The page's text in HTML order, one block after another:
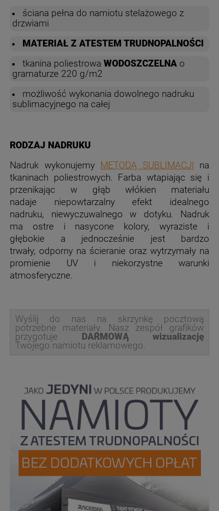
ściana pełna do namiotu stelażowego z
drzwiami
MATERIAŁ Z ATESTEM TRUDNOPALNOŚCI
tkanina poliestrowa WODOSZCZELNA o
gramaturze 220 g/m2
możliwość wykonania dowolnego nadruku
sublimacyjnego na całej
RODZAJ NADRUKU
Nadruk wykonujemy METODĄ SUBLIMACJI
na
tkaninach poliestrowych. Farba wtapiając się i
przenikając w głąb włókien materiału
nadaje niepowtarzalny efekt idealnego
nadruku, niewyczuwalnego w dotyku.
Nadruk
ma ostre i nasycone kolory, wyraziste i
głębokie a jednocześnie jest bardzo
trwały, odporny na ścieranie oraz wytrzymały na
promienie UV i niekorzystne warunki
atmosferyczne.
Wyślij do nas na skrzynkę pocztową
potrzebne materiały. Nasz zespół grafików
przygotuje
DARMOWĄ wizualizację
Twojego namiotu reklamowego.